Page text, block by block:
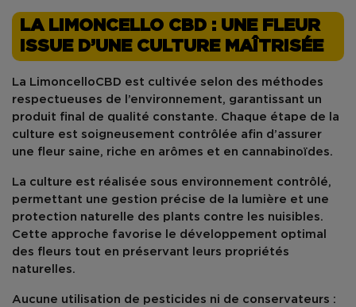
LA LIMONCELLO CBD : UNE FLEUR
ISSUE D’UNE CULTURE MAÎTRISÉE
La LimoncelloCBD est cultivée selon des méthodes
respectueuses de l’environnement, garantissant un
produit final de qualité constante. Chaque étape de la
culture est soigneusement contrôlée afin d’assurer
une fleur saine, riche en arômes et en cannabinoïdes.
La culture est réalisée sous environnement contrôlé,
permettant une gestion précise de la lumière et une
protection naturelle des plants contre les nuisibles.
Cette approche favorise le développement optimal
des fleurs tout en préservant leurs propriétés
naturelles.
Aucune utilisation de pesticides ni de conservateurs :